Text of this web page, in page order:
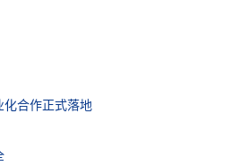
化合作正式落地